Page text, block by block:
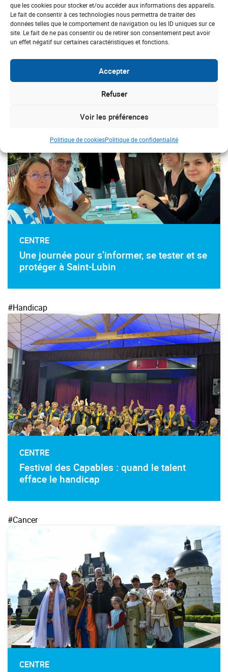
que les cookies pour stocker et/ou accéder aux informations des appareils.
Le fait de consentir à ces technologies nous permettra de traiter des
données telles que le comportement de navigation ou les ID uniques sur ce
site. Le fait de ne pas consentir ou de retirer son consentement peut avoir
un effet négatif sur certaines caractéristiques et fonctions.
Accepter
Refuser
Voir les préférences
Politique de cookiesPolitique de confidentialité
13/11/2025
CENTRE
CENTRE
Une journée pour s’informer, se tester et se
protéger à Saint-Lubin
#Handicap
CENTRE
Festival des Capables : quand le talent
efface le handicap
#Cancer
CENTRE